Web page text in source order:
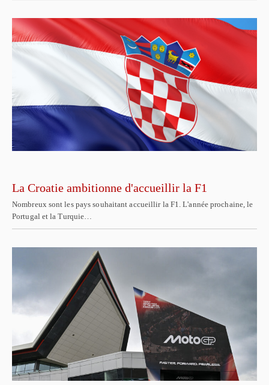
La Croatie ambitionne d'accueillir la F1
Nombreux sont les pays souhaitant accueillir la F1. L'année prochaine, le
Portugal et la Turquie…